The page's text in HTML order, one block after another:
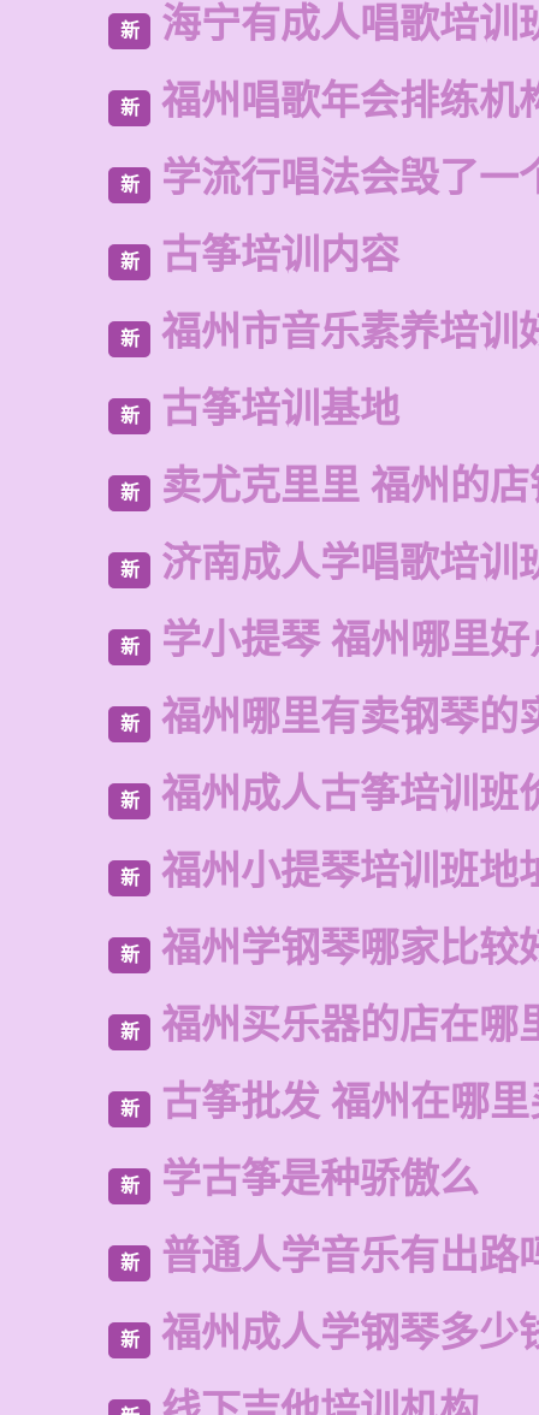
新 海宁有成人唱歌培训
新 福州唱歌年会排练机
新 学流行唱法会毁了一
新 古筝培训内容
新 福州市音乐素养培训
新 古筝培训基地
新 卖尤克里里 福州的
新 济南成人学唱歌培训
新 学小提琴 福州哪里
新 福州哪里有卖钢琴的
新 福州成人古筝培训班
新 福州小提琴培训班地
新 福州学钢琴哪家比较
新 福州买乐器的店在哪
新 古筝批发 福州在哪
新 学古筝是种骄傲么
新 普通人学音乐有出路
新 福州成人学钢琴多少